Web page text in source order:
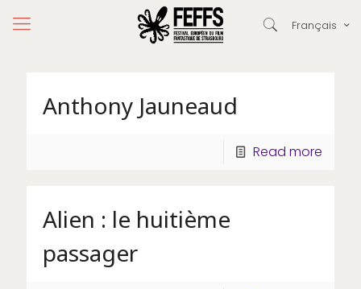
Français
Anthony Jauneaud
Read more
Alien : le huitième
passager